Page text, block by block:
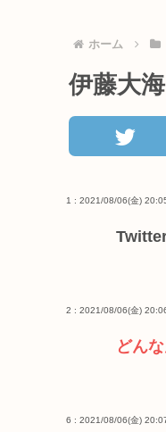
ホーム
伊藤大
1 : 2021/08/06(金)
2 : 2021/08/06(金)
どん
6 : 2021/08/06(金)